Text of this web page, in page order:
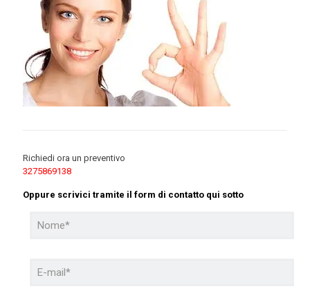
Richiedi ora un preventivo
3275869138
Oppure scrivici tramite il form di contatto qui sotto